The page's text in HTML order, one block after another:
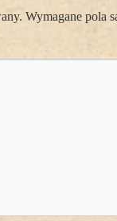
Wymagane pola